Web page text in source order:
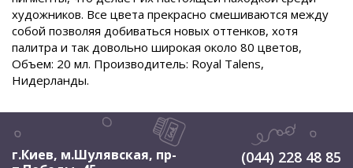
художников. Все цвета прекрасно смешиваются между
собой позволяя добиваться новых оттенков, хотя
палитра и так довольно широкая около 80 цветов,
Объем: 20 мл. Производитель: Royal Talens,
Нидерланды.
г.Киев, м.Шулявская, пр-
(044) 228 48 85